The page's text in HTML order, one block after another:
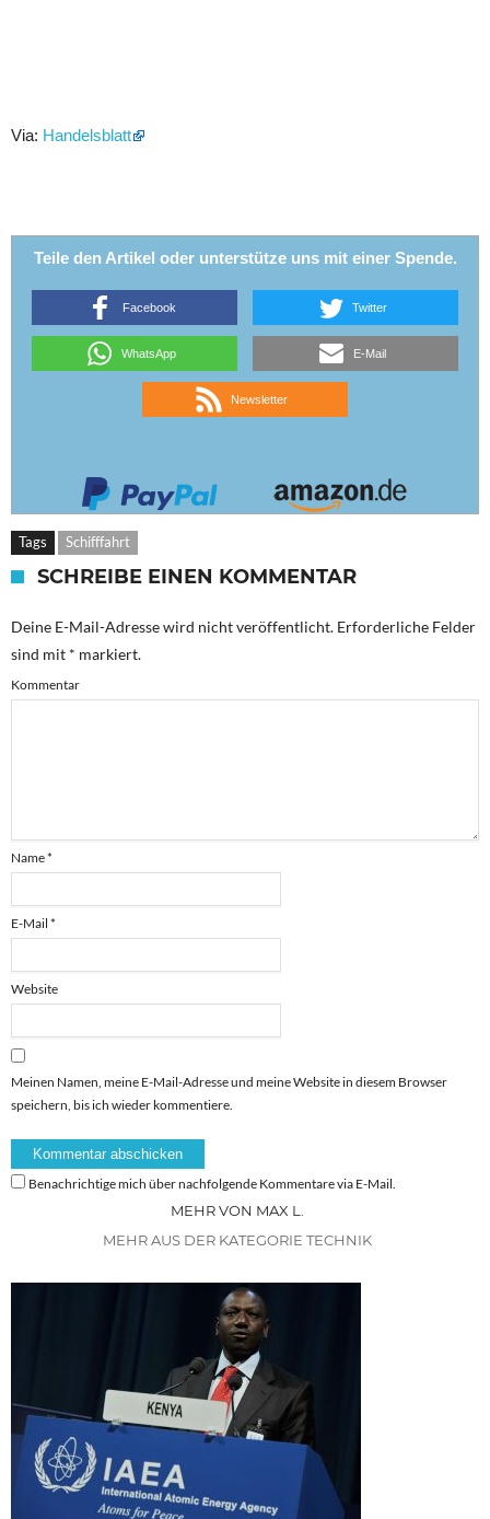
Via: Handelsblatt
Teile den Artikel oder unterstütze uns mit einer Spende.
Facebook Twitter
WhatsApp E-Mail
Newsletter
Tags Schifffahrt
SCHREIBE EINEN KOMMENTAR
Deine E-Mail-Adresse wird nicht veröffentlicht. Erforderliche Felder
sind mit * markiert.
Kommentar
Name*
E-Mail *
Website
Meinen Namen, meine E-Mail-Adresse und meine Website in diesem Browser
speichern, bis ich wieder kommentiere.
Benachrichtige mich über nachfolgende Kommentare via E-Mail.
MEHR VON MAX L.
MEHR AUS DER KATEGORIE TECHNIK